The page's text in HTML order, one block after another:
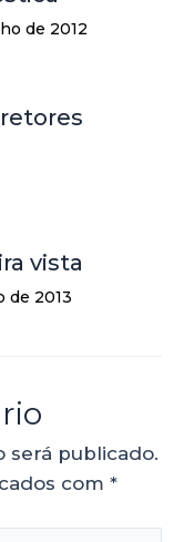
de 2012
vista
de 2013
será publicado.
com *